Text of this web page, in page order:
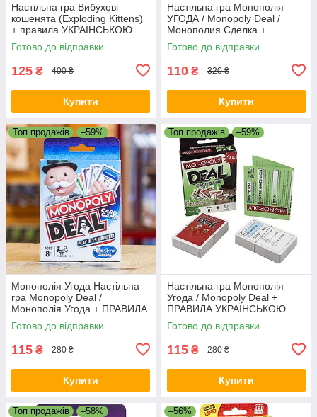
Настільна гра Вибухові
кошенята (Exploding Kittens)
+ правила УКРАЇНСЬКОЮ
Готово до відправки
125 ₴ 400 ₴
Купити
Настільна гра Монополія
УГОДА / Monopoly Deal /
Монополия Сделка +
ПРАВИЛА УКРАЇНСЬКОЮ
Готово до відправки
110 ₴ 320 ₴
Купити
Топ продажів –59%
Монополія Угода Настільна
гра Monopoly Deal /
Монополія Угода + ПРАВИЛА
УКРАЇНСЬКОЮ
Готово до відправки
115 ₴ 280 ₴
Купити
Топ продажів –59%
Настільна гра Монополія
Угода / Monopoly Deal +
ПРАВИЛА УКРАЇНСЬКОЮ
Готово до відправки
115 ₴ 280 ₴
Купити
Топ продажів –58% –56%